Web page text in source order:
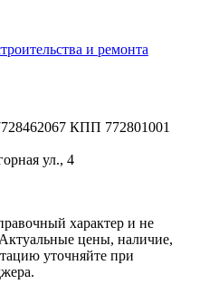
и ремонта
КПП 772801001
ул., 4
характер и не
цены, наличие,
уточняйте при